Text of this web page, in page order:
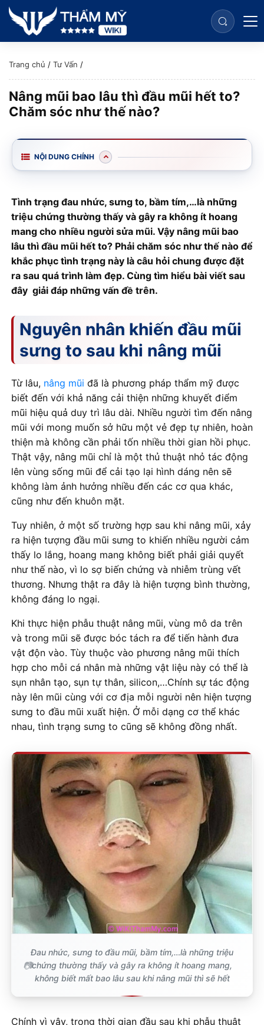
Trang chủ / Tư Vấn /
Nâng mũi bao lâu thì đầu mũi hết to?
Chăm sóc như thế nào?
NỘI DUNG CHÍNH
Tình trạng đau nhức, sưng to, bầm tím,…là những
triệu chứng thường thấy và gây ra không ít hoang
mang cho nhiều người sửa mũi. Vậy nâng mũi bao
lâu thì đầu mũi hết to? Phải chăm sóc như thế nào để
khắc phục tình trạng này là câu hỏi chung được đặt
ra sau quá trình làm đẹp. Cùng tìm hiểu bài viết sau
đây giải đáp những vấn đề trên.
Nguyên nhân khiến đầu mũi
sưng to sau khi nâng mũi
Từ lâu, nâng mũi đã là phương pháp thẩm mỹ được
biết đến với khả năng cải thiện những khuyết điểm
mũi hiệu quả duy trì lâu dài. Nhiều người tìm đến nâng
mũi với mong muốn sở hữu một vẻ đẹp tự nhiên, hoàn
thiện mà không cần phải tốn nhiều thời gian hồi phục.
Thật vậy, nâng mũi chỉ là một thủ thuật nhỏ tác động
lên vùng sống mũi để cải tạo lại hình dáng nên sẽ
không làm ảnh hưởng nhiều đến các cơ qua khác,
cũng như đến khuôn mặt.
Tuy nhiên, ở một số trường hợp sau khi nâng mũi, xảy
ra hiện tượng đầu mũi sưng to khiến nhiều người cảm
thấy lo lắng, hoang mang không biết phải giải quyết
như thế nào, vì lo sợ biến chứng và nhiễm trùng vết
thương. Nhưng thật ra đây là hiện tượng bình thường,
không đáng lo ngại.
Khi thực hiện phẫu thuật nâng mũi, vùng mô da trên
và trong mũi sẽ được bóc tách ra để tiến hành đưa
vật độn vào. Tùy thuộc vào phương nâng mũi thích
hợp cho mỗi cá nhân mà những vật liệu này có thể là
sụn nhân tạo, sụn tự thân, silicon,…Chính sự tác động
này lên mũi cùng với cơ địa mỗi người nên hiện tượng
sưng to đầu mũi xuất hiện. Ở mỗi dạng cơ thể khác
nhau, tình trạng sưng to cũng sẽ không đồng nhất.
Đau nhức, sưng to đầu mũi, bầm tím,…là những triệu
chứng thường thấy và gây ra không ít hoang mang,
không biết mất bao lâu sau khi nâng mũi thì sẽ hết
Chính vì vậy, trong thời gian đầu sau khi phẫu thuật